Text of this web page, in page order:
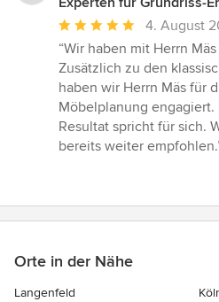
Durchschnittliche
Bewertung:
5
von
5
Sternen
4. August
“Wir haben mit Herrn
Zusätzlich zu den
haben wir Herrn Mäs für
Möbelplanung engagiert.
Resultat spricht für sich.
bereits weiter
Orte in der Nähe
Langenfeld